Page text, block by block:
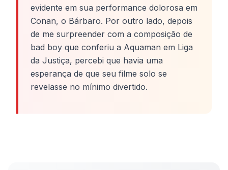
evidente em sua performance dolorosa em
Conan, o Bárbaro. Por outro lado, depois
de me surpreender com a composição de
bad boy que conferiu a Aquaman em Liga
da Justiça, percebi que havia uma
esperança de que seu filme solo se
revelasse no mínimo divertido.